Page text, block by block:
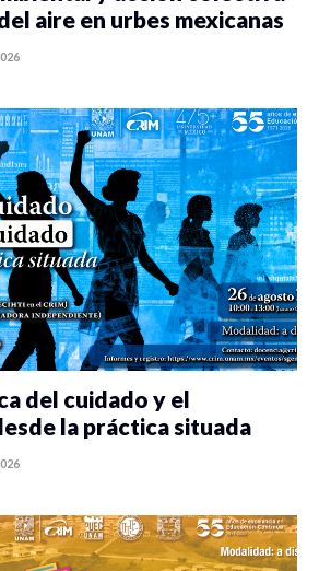
aire en urbes mexicanas
del cuidado y el
la práctica situada